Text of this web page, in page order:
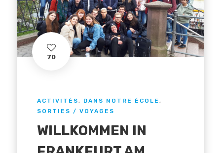
70
ACTIVITÉS, DANS NOTRE ÉCOLE ,
SORTIES / VOYAGES
WILLKOMMEN IN